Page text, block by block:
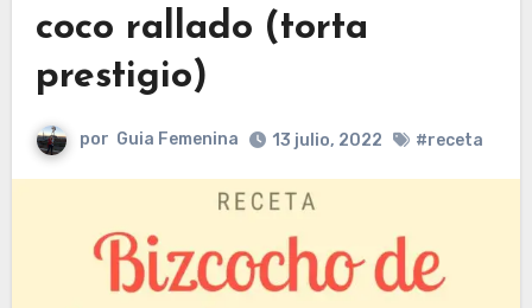
coco rallado (torta
prestigio)
por Guia Femenina 13 julio, 2022 #receta